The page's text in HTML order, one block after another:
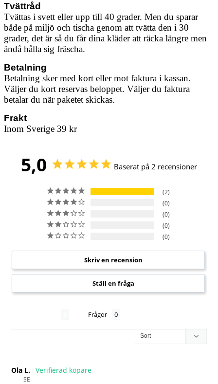
Tvättråd
Tvättas i svett eller upp till 40 grader. Men du sparar
både på miljö och tischa genom att tvätta den i 30
grader, det är så du får dina kläder att räcka längre men
ändå hålla sig fräscha.
Betalning
Betalning sker med kort eller mot faktura i kassan.
Väljer du kort reservas beloppet. Väljer du faktura
betalar du när paketet skickas.
Frakt
Inom Sverige 39 kr
5,0 Baserat på 2 recensioner
2
0
0
0
0
Skriv en recension
Ställ en fråga
Frågor
Ola L.
SE